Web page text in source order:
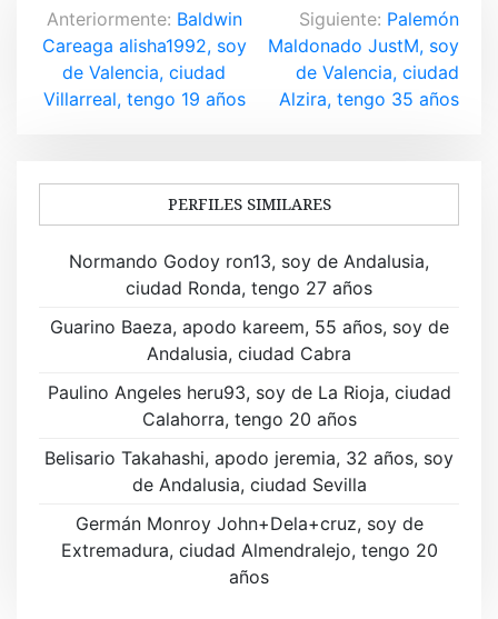
N
a
v
g
a
n
d
Anteriormente: Baldwin
Careaga alisha1992, soy
de Valencia, ciudad
Villarreal, tengo 19 años
Siguiente: Palemón
Maldonado JustM, soy
de Valencia, ciudad
Alzira, tengo 35 años
PERFILES SIMILARES
Normando Godoy ron13, soy de Andalusia,
ciudad Ronda, tengo 27 años
Guarino Baeza, apodo kareem, 55 años, soy de
Andalusia, ciudad Cabra
Paulino Angeles heru93, soy de La Rioja, ciudad
Calahorra, tengo 20 años
Belisario Takahashi, apodo jeremia, 32 años, soy
de Andalusia, ciudad Sevilla
Germán Monroy John+Dela+cruz, soy de
Extremadura, ciudad Almendralejo, tengo 20
años